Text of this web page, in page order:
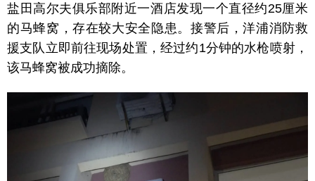
盐田高尔夫俱乐部附近一酒店发现一个直径约25厘米
的马蜂窝，存在较大安全隐患。接警后，洋浦消防救
援支队立即前往现场处置，经过约1分钟的水枪喷射，
该马蜂窝被成功摘除。